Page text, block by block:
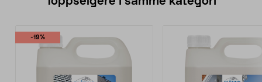
-19%